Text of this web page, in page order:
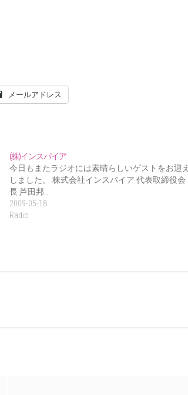
メールアドレス
(株)インスパイア
今日もまたラジオには素晴らしいゲストをお迎え
しました。 株式会社インスパイア 代表取締役会
長 芦田邦…
2009-05-18
Radio